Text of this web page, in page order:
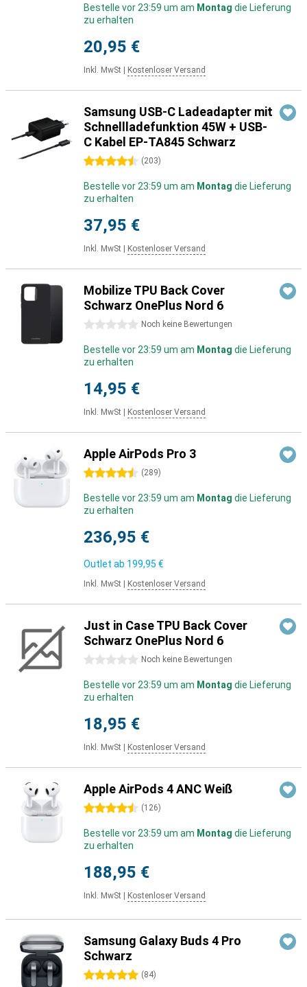
Bestelle vor 23:59 um am Montag die Lieferung
zu erhalten
20,95 €
Inkl. MwSt Kostenloser Versand
Samsung USB-C Ladeadapter mit
Schnellladefunktion 45W + USB-
C Kabel EP-TA845 Schwarz
4.5 Sterne (203)
Bestelle vor 23:59 um am Montag die Lieferung
zu erhalten
37,95 €
Inkl. MwSt Kostenloser Versand
Mobilize TPU Back Cover
Schwarz OnePlus Nord 6
0 Sterne Noch keine Bewertungen
Bestelle vor 23:59 um am Montag die Lieferung
zu erhalten
14,95 €
Inkl. MwSt Kostenloser Versand
Apple AirPods Pro 3
4.5 Sterne (289)
Bestelle vor 23:59 um am Montag die Lieferung
zu erhalten
236,95 €
Outlet ab 199,95 €
Inkl. MwSt Kostenloser Versand
Just in Case TPU Back Cover
Schwarz OnePlus Nord 6
0 Sterne Noch keine Bewertungen
Bestelle vor 23:59 um am Montag die Lieferung
zu erhalten
18,95 €
Inkl. MwSt Kostenloser Versand
Apple AirPods 4 ANC Weiß
4.5 Sterne (126)
Bestelle vor 23:59 um am Montag die Lieferung
zu erhalten
188,95 €
Inkl. MwSt Kostenloser Versand
Samsung Galaxy Buds 4 Pro
Schwarz
5 Sterne (84)